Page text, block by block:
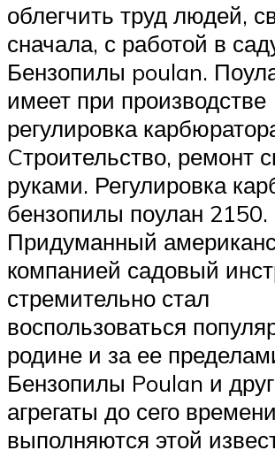
облегчить труд людей,
сначала, с работой в
Бензопилы poulan.
имеет при производстве
регулировка
Cтроительство, ремонт
руками. Регулировка
бензопилы поулан 2150.
Придуманный
компанией садовый
стремительно стал
воспользоваться
родине и за ее
Бензопилы Poulan и
агрегаты до сего времени
выполняются этой